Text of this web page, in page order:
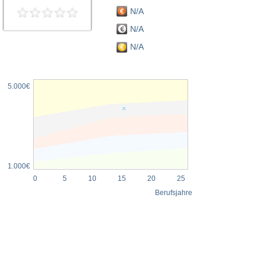
N/A
N/A
N/A
5.000€
1.000€
0
5 10 15 20 25
Berufsjahre